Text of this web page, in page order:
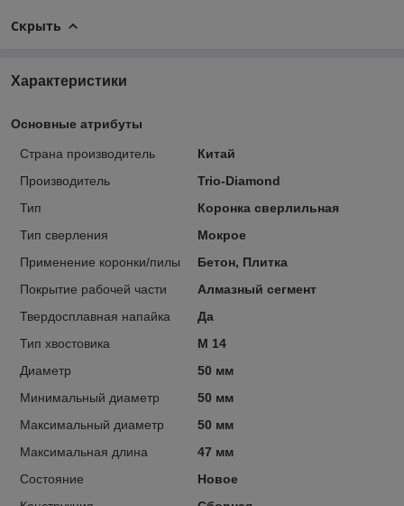
Скрыть
Характеристики
Основные атрибуты
Страна производитель
Китай
Производитель
Trio-Diamond
Тип
Коронка сверлильная
Тип сверления
Мокрое
Применение коронки/пилы
Бетон, Плитка
Покрытие рабочей части
Алмазный сегмент
Твердосплавная напайка
Да
Тип хвостовика
М 14
Диаметр
50 мм
Минимальный диаметр
50 мм
Максимальный диаметр
50 мм
Максимальная длина
47 мм
Состояние
Новое